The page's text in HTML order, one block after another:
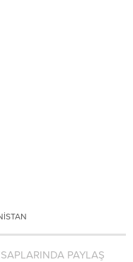
PAYLAŞ